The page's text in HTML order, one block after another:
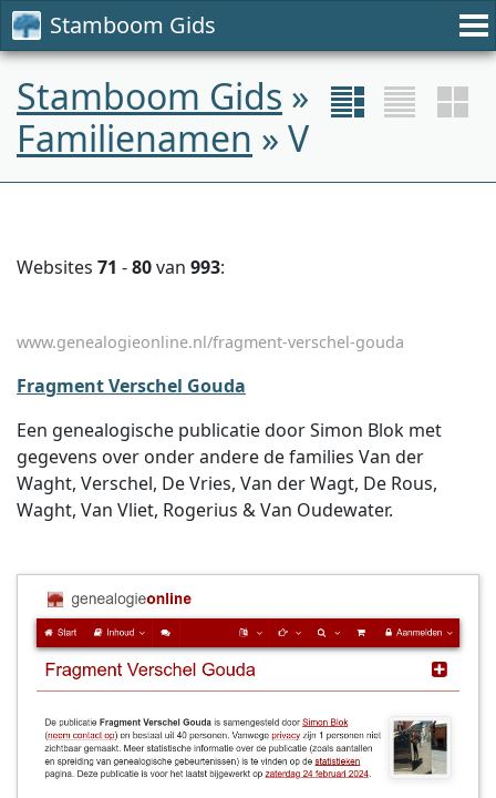
Stamboom Gids
Stamboom Gids »
Familienamen » V
Websites 71 -80van 993:
www.genealogieonline.nl/fragment-verschel-gouda
Fragment Verschel Gouda
Een genealogische publicatie door Simon Blok met
gegevens over onder andere de families Van der
Waght, Verschel, De Vries, Van der Wagt, De Rous,
Waght, Van Vliet, Rogerius & Van Oudewater.